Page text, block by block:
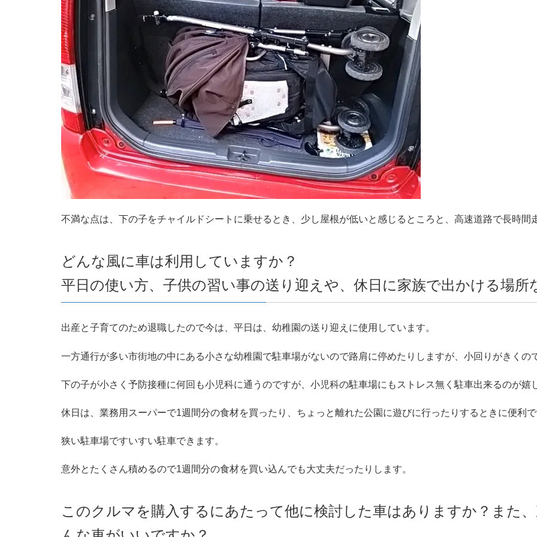
不満な点は、下の子をチャイルドシートに乗せるとき、少し屋根が低いと感じるところと、高速道路で長時間
どんな風に車は利用していますか？
平日の使い方、子供の習い事の送り迎えや、休日に家族で出かける場所
出産と子育てのため退職したので今は、平日は、幼稚園の送り迎えに使用しています。
一方通行が多い市街地の中にある小さな幼稚園で駐車場がないので路肩に停めたりしますが、小回りがきくの
下の子が小さく予防接種に何回も小児科に通うのですが、小児科の駐車場にもストレス無く駐車出来るのが嬉
休日は、業務用スーパーで1週間分の食材を買ったり、ちょっと離れた公園に遊びに行ったりするときに便利で
狭い駐車場ですいすい駐車できます。
意外とたくさん積めるので1週間分の食材を買い込んでも大丈夫だったりします。
このクルマを購入するにあたって他に検討した車はありますか？また